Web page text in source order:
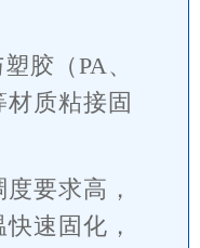
胶（PA、
质粘接固
要求高，
速固化，